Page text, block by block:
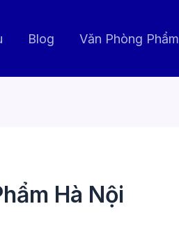
Blog Văn Phòng Phẩm
Hà Nội